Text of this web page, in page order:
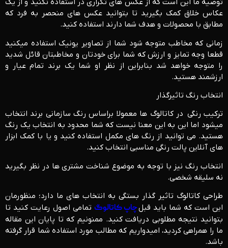
توصیه ما این است که از عکس های تکراری در استفاده نکنید و از یک
عکاس خلاق کمک بگیرید تا بتوانید عکس های منحصر به فرد که
مطابق با محصولات و هدف شما دارند استفاده کنید.
زمانی که مخاطب متوجه شود شما از تصاویر یونیک استفاده می­کنید
قطعا وجه تمایز و ارزش که شما برای خودتان و مخاطبتان قائل شدید
را متوجه خواهد شد بنابراین از نظر او شما یک برند تمام عیار و
ارزشمند هستید.
انتخاب رنگ تاثیرگذار
ترکیب رنگی در کاتالوگ ها معمولا براساس رنگ سازمانی برند انتخاب
می­شود اما این به این معنا نیست که شما محدود به انتخاب یک رنگ
هستید. می توانید از رنگ های مکمل استفاده کنید و یا با کمک ابزار
های آنلاین پالت رنگی مناسبی انتخاب کنید.
انتخاب رنگ نیز با توجه به موضوع شناخت مشتری ها در نظر بگیرید
نه سلیقه شخصی.
طراحی کاتالوگ تاثیر گذار بستگی به انتخاب های ما دارد؛ منظورمان
این است که شما باید قبلچاپ کاتالوگ تمامی اصول رعایت کنید تا
بتوانید نتیجه مطلوبی دریافت کنید. ممنونیم که تا پایان این مقاله
ما را همراهی کردید، امیدواریم که مطالب مورد استفاده شما قرار گرفته
باشد.